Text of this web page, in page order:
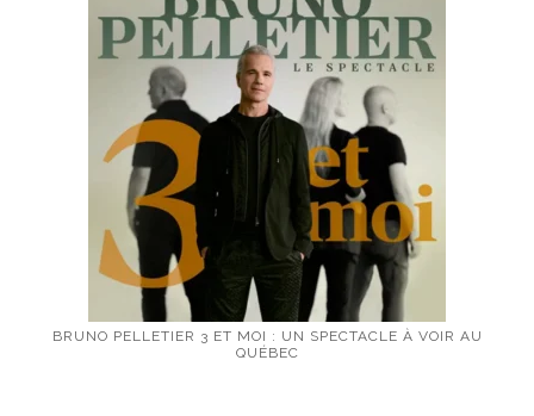
BRUNO PELLETIER 3 ET MOI : UN SPECTACLE À VOIR AU
QUÉBEC